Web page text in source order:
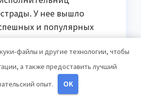
У нее вышло
и популярных
пользовались
среди
песни стали
и звучат по радио
Кроме того, она
файлы и другие технологии, чтобы
а также предоставить лучший
опыт.
OK